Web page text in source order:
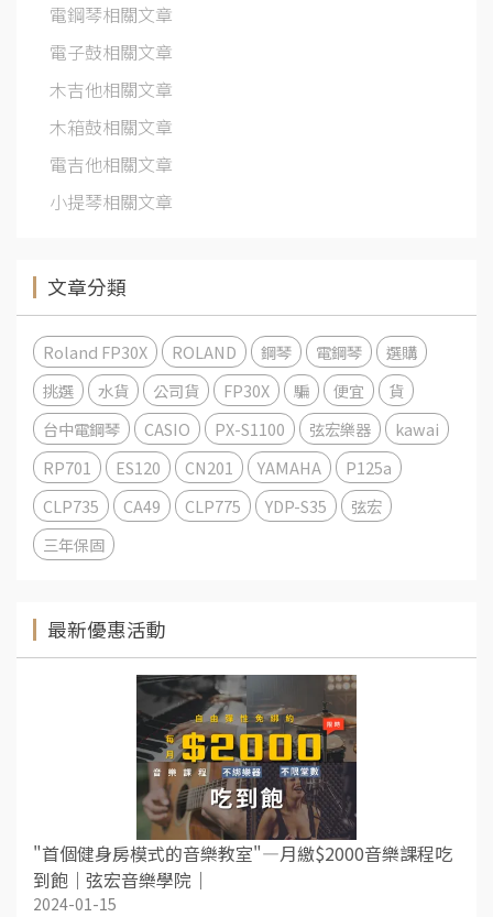
電鋼琴相關文章
電子鼓相關文章
木吉他相關文章
木箱鼓相關文章
電吉他相關文章
小提琴相關文章
文章分類
Roland FP30X ROLAND 鋼琴 電鋼琴
選購
挑選
水貨 公司貨 FP30X 騙 便宜
貨
台中電鋼琴
CASIO PX-S1100 弦宏樂器
kawai
RP701
ES120 CN201 YAMAHA
P125a
CLP735
CA49 CLP775 YDP-S35
弦宏
三年保固
最新優惠活動
"首個健身房模式的音樂教室"—月繳$2000音樂課程吃
到飽｜弦宏音樂學院｜
2024-01-15